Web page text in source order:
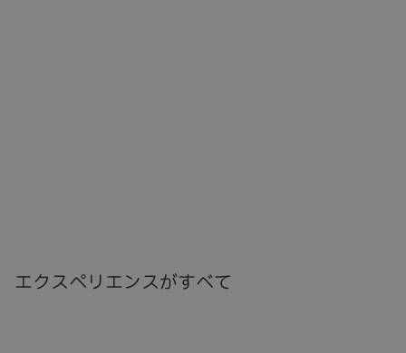
エクスペリエンスがすべて